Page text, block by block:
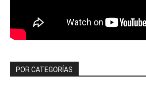
POR CATEGORÍAS